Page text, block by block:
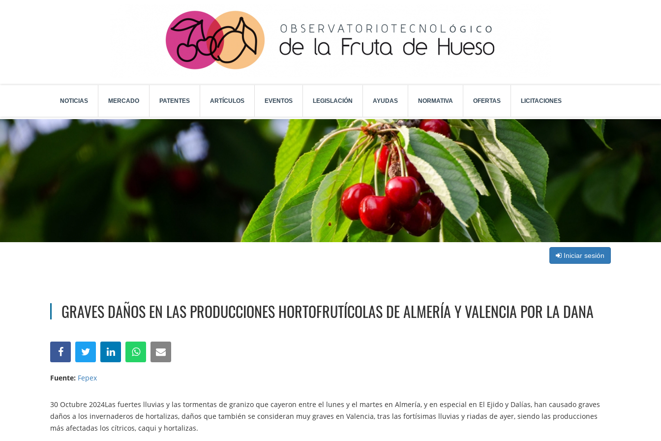
NOTICIAS MERCADO PATENTES ARTÍCULOS EVENTOS LEGISLACIÓN AYUDAS NORMATIVA OFERTAS LICITACIONES
Iniciar sesión
GRAVES DAÑOS EN LAS PRODUCCIONES HORTOFRUTÍCOLAS DE ALMERÍA Y VALENCIA POR LA DANA
Fuente: Fepex
30 Octubre 2024Las fuertes lluvias y las tormentas de granizo que cayeron entre el lunes y el martes en Almería, y en especial en El Ejido y Dalías, han causado graves
daños a los invernaderos de hortalizas, daños que también se consideran muy graves en Valencia, tras las fortísimas lluvias y riadas de ayer, siendo las producciones
más afectadas los cítricos, caqui y hortalizas.